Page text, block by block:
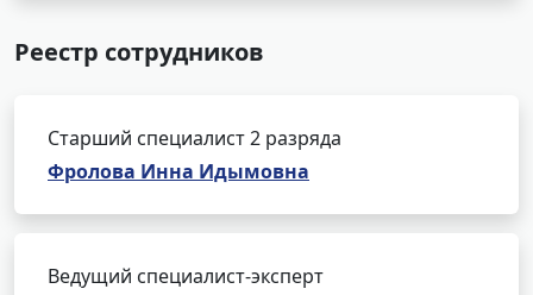
Реестр сотрудников
Старший специалист 2 разряда
Фролова Инна Идымовна
Ведущий специалист-эксперт